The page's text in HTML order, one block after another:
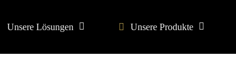
Unsere Lösungen Unsere Produkte